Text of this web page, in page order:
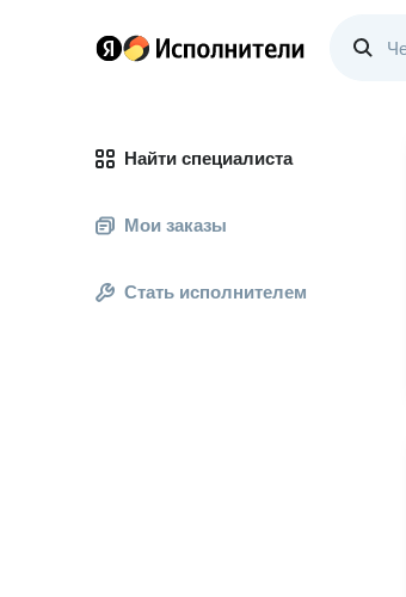
Найти специалиста
Мои заказы
Стать исполнителем